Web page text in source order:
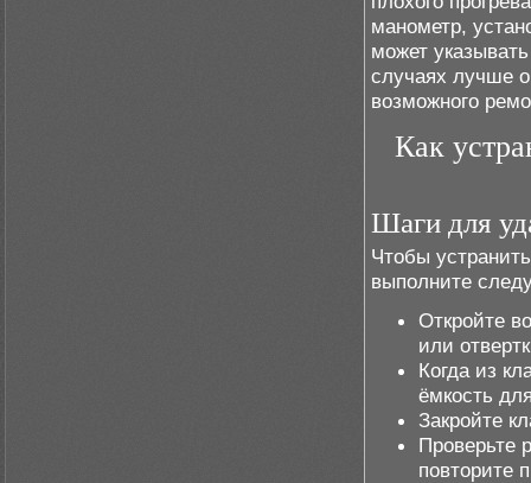
манометр,
может
случаях лучше
возможного
Как
Шаги для
Чтобы
выполните
Откройте
или
Когда из
ёмкость
Закройте
Проверьте
повторите